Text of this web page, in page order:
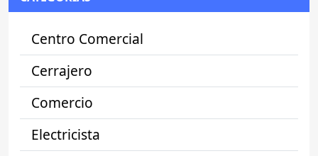
Centro Comercial
Cerrajero
Comercio
Electricista